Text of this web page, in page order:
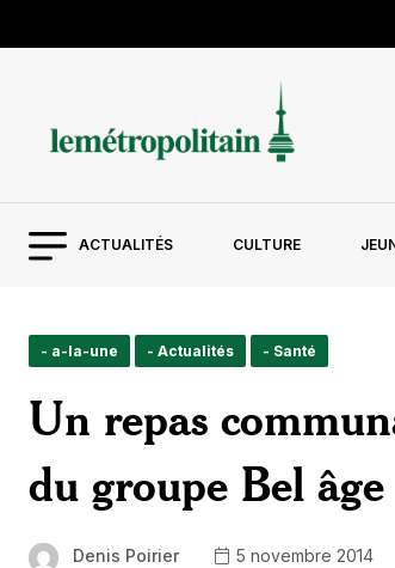
ACTUALITÉS CULTURE
- a-la-une - Actualités - Santé
Un repas
du groupe Bel âge
Denis Poirier 5 novembre 2014